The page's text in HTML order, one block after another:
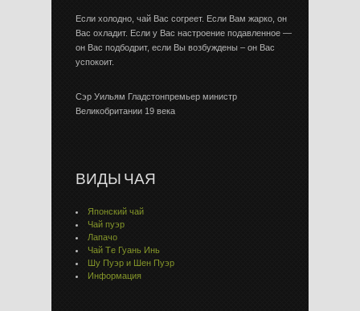
Если холодно, чай Вас согреет. Если Вам жарко, он
Вас охладит. Если у Вас настроение подавленное —
он Вас подбодрит, если Вы возбуждены – он Вас
успокоит.
Сэр Уильям Гладстонпремьер министр
Великобритании 19 века
ВИДЫ ЧАЯ
Японский чай
Чай пуэр
Лапачо
Чай Тe Гуaнь Инь
Шу Пуэр и Шен Пуэр
Информация